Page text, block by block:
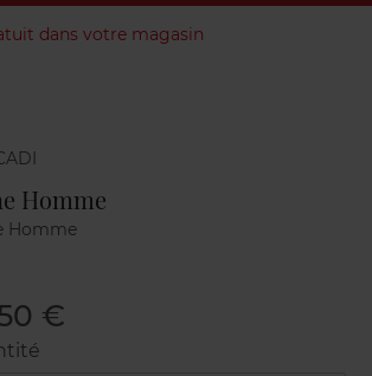
dans votre magasin
Homme
Homme
€